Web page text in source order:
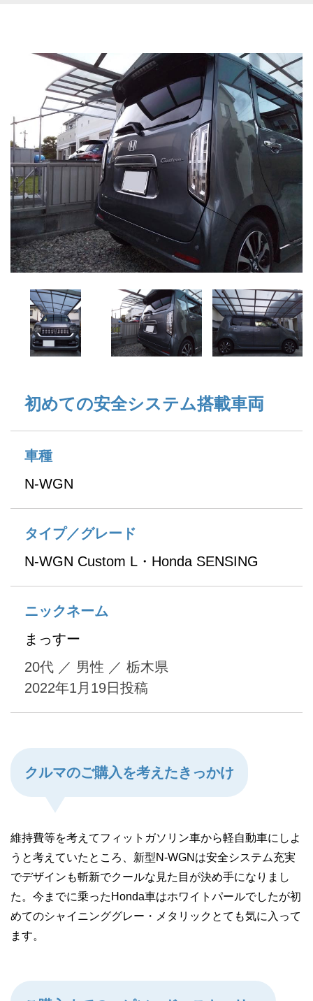
初めての安全システム搭載車両
車種
N-WGN
タイプ／グレード
N-WGN Custom L・Honda SENSING
ニックネーム
まっすー
20代 ／ 男性 ／ 栃木県
2022年1月19日 投稿
クルマのご購入を考えたきっかけ
維持費等を考えてフィットガソリン車から軽自動車にしよ
うと考えていたところ、新型N-WGNは安全システム充実
でデザインも斬新でクールな見た目が決め手になりまし
た。今までに乗ったHonda車はホワイトパールでしたが初
めてのシャイニンググレー・メタリックとても気に入って
ます。